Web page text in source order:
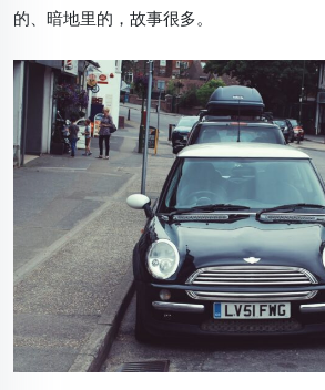
的、暗地里的，故事很多。